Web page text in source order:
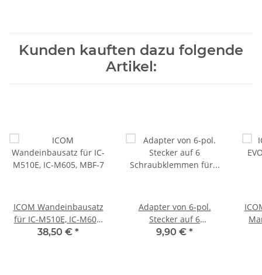
Kunden kauften dazu folgende
Artikel:
ICOM Wandeinbausatz
für IC-M510E, IC-M605,
MBF-7
38,50 € *
Adapter von 6-pol.
Stecker auf 6
Schraubklemmen für
9,90 € *